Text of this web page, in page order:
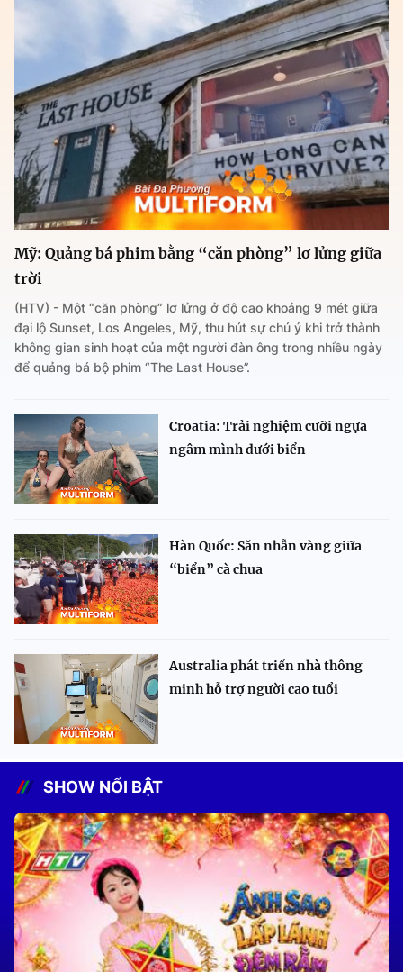
Mỹ: Quảng bá phim bằng “căn phòng” lơ lửng giữa
trời
(HTV) - Một “căn phòng” lơ lửng ở độ cao khoảng 9 mét giữa
đại lộ Sunset, Los Angeles, Mỹ, thu hút sự chú ý khi trở thành
không gian sinh hoạt của một người đàn ông trong nhiều ngày
để quảng bá bộ phim “The Last House”.
Croatia: Trải nghiệm cưỡi ngựa
ngâm mình dưới biển
Hàn Quốc: Săn nhẫn vàng giữa
“biển” cà chua
Australia phát triển nhà thông
minh hỗ trợ người cao tuổi
SHOW NỔI BẬT